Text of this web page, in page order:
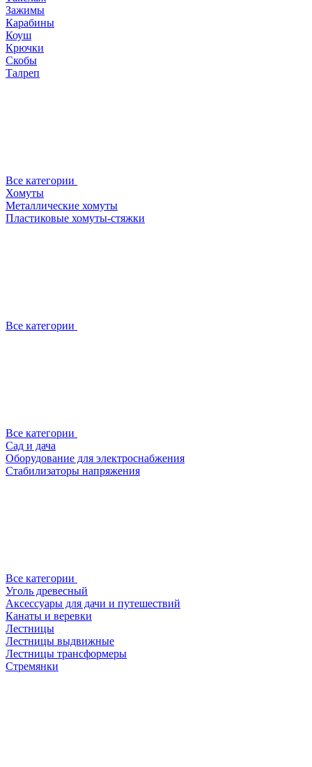
Зажимы
Карабины
Коуш
Крючки
Скобы
Талреп
Все категории
Хомуты
Металлические хомуты
Пластиковые хомуты-стяжки
Все категории
Все категории
Сад и дача
Оборудование для электроснабжения
Стабилизаторы напряжения
Все категории
Уголь древесный
Аксессуары для дачи и путешествий
Канаты и веревки
Лестницы
Лестницы выдвижные
Лестницы трансформеры
Стремянки